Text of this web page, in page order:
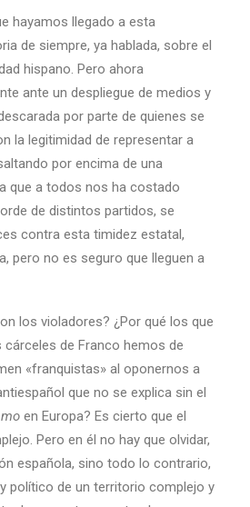
hayamos llegado a esta
de siempre, ya hablada, sobre el
hispano. Pero ahora
ante un despliegue de medios y
por parte de quienes se
la legitimidad de representar a
por encima de una
que a todos nos ha costado
de distintos partidos, se
contra esta timidez estatal,
pero no es seguro que lleguen a
los violadores? ¿Por qué los que
de Franco hemos de
«franquistas» al oponernos a
que no se explica sin el
en Europa? Es cierto que el
Pero en él no hay que olvidar,
española, sino todo lo contrario,
político de un territorio complejo y